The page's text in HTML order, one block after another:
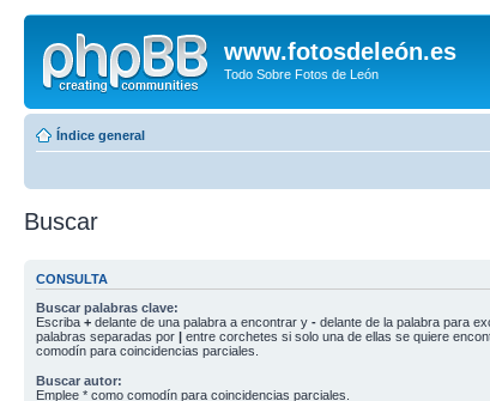
www.fotosdeleón.es
Todo Sobre Fotos de León
Índice general
Buscar
CONSULTA
Buscar palabras clave:
Escriba + delante de una palabra a encontrar y - delante de la palabra para
palabras separadas por | entre corchetes si solo una de ellas se quiere
comodín para coincidencias parciales.
Buscar autor:
Emplee * como comodín para coincidencias parciales.